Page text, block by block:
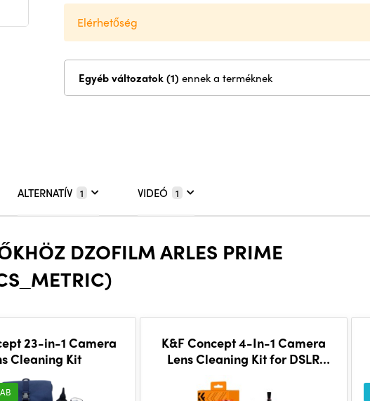
Elérhetőség
Egyéb változatok (1) ennek a terméknek
ALTERNATÍV 1 VIDEÓ 1
DZOFILM ARLES PRIME
23-in-1 Camera
Cleaning Kit
K&F Concept 4-In-1 Camera
Lens Cleaning Kit for DSLR